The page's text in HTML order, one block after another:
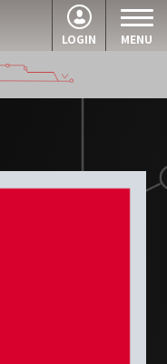
MENU
LOGIN